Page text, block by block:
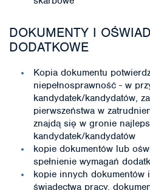
DOKUMENTY I
DODATKOWE
Kopia dokumentu
niepełnosprawność - w
kandydatek/kandydatów,
pierwszeństwa w
znajdą się w gronie
kandydatek/kandydatów
kopie dokumentów lub
spełnienie wymagań
kopie innych dokumentów
świadectwa pracy,